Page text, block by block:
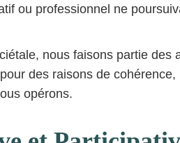
ou professionnel ne
nous faisons partie
des raisons de
opérons.